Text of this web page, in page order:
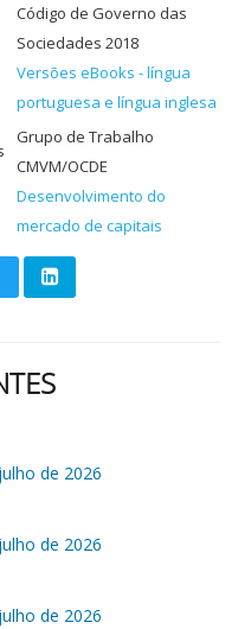
Código de Governo das
Sociedades 2018
Versões eBooks - língua
portuguesa e língua inglesa
Grupo de Trabalho
CMVM/OCDE
Desenvolvimento do
mercado de capitais
de 2026
de 2026
de 2026